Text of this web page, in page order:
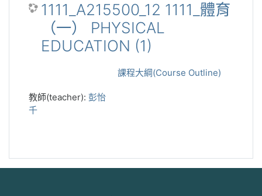
1111_A215500_12 1111_體育
（一） PHYSICAL
EDUCATION (1)
課程大綱(Course Outline)
教師(teacher): 彭怡
千